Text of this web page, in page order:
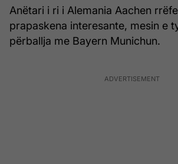
Anëtari i ri i Alemania Aachen
prapaskena interesante, mesin e
përballja me Bayern Munichun.